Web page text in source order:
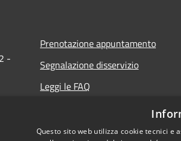
-
Prenotazione appuntamento
Segnalazione disservizio
Leggi le FAQ
Questo sito web utilizza cookie tecnici